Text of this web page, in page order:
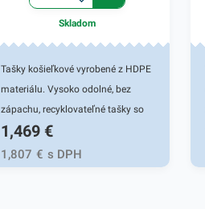
Skladom
Tašky košieľkové vyrobené z HDPE
materiálu. Vysoko odolné, bez
zápachu, recyklovateľné tašky so
širokým využitím. Nakoľko nie sú
toxické, sú výborne využiteľné na
prenos bežných potravín, mäsa,
1,469 €
1,807 € s DPH